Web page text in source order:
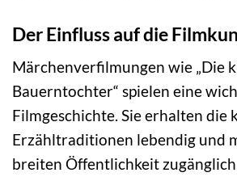
Der Einfluss auf die
Märchenverfilmungen wie „Die
Bauerntochter“ spielen eine
Filmgeschichte. Sie erhalten die
Erzähltraditionen lebendig und
breiten Öffentlichkeit